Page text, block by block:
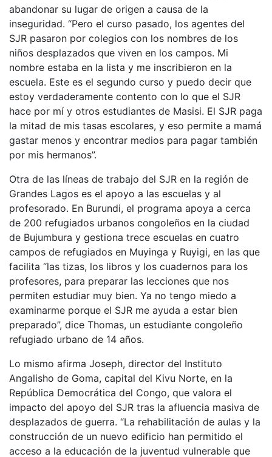
abandonar su lugar de origen a causa de la
inseguridad. “Pero el curso pasado, los agentes del
SJR pasaron por colegios con los nombres de los
niños desplazados que viven en los campos. Mi
nombre estaba en la lista y me inscribieron en la
escuela. Este es el segundo curso y puedo decir que
estoy verdaderamente contento con lo que el SJR
hace por mí y otros estudiantes de Masisi. El SJR paga
la mitad de mis tasas escolares, y eso permite a mamá
gastar menos y encontrar medios para pagar también
por mis hermanos”.
Otra de las líneas de trabajo del SJR en la región de
Grandes Lagos es el apoyo a las escuelas y al
profesorado. En Burundi, el programa apoya a cerca
de 200 refugiados urbanos congoleños en la ciudad
de Bujumbura y gestiona trece escuelas en cuatro
campos de refugiados en Muyinga y Ruyigi, en las que
facilita “las tizas, los libros y los cuadernos para los
profesores, para preparar las lecciones que nos
permiten estudiar muy bien. Ya no tengo miedo a
examinarme porque el SJR me ayuda a estar bien
preparado”, dice Thomas, un estudiante congoleño
refugiado urbano de 14 años.
Lo mismo afirma Joseph, director del Instituto
Angalisho de Goma, capital del Kivu Norte, en la
República Democrática del Congo, que valora el
impacto del apoyo del SJR tras la afluencia masiva de
desplazados de guerra. “La rehabilitación de aulas y la
construcción de un nuevo edificio han permitido el
acceso a la educación de la juventud vulnerable que